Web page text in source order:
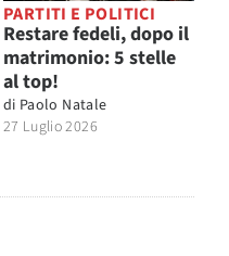
PARTITI E POLITICI
Restare fedeli, dopo il
matrimonio: 5 stelle
al top!
di Paolo Natale
27 Luglio 2026